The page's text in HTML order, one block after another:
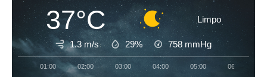
37°C Limpo
1.3 m/s 29% 758 mmHg
01:00 02:00 03:00 04:00 05:00 06:00